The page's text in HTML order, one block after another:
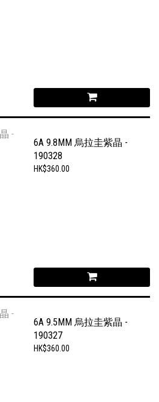
6A 9.8MM 烏拉圭紫晶 -
190328
HK$360.00
6A 9.5MM 烏拉圭紫晶 -
190327
HK$360.00